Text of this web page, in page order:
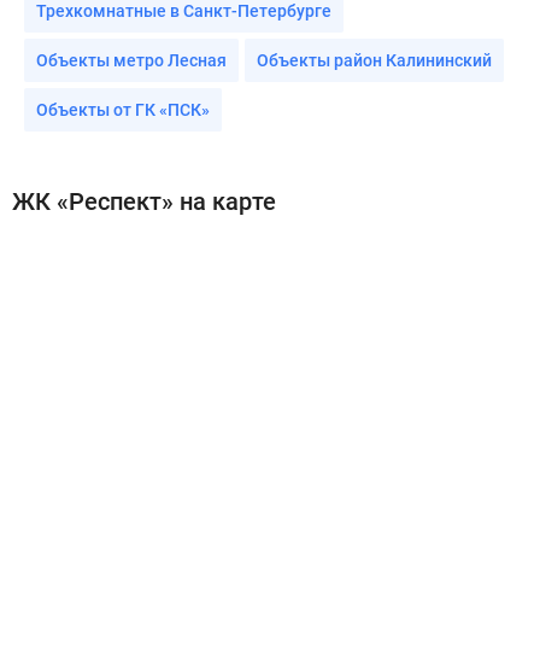
Трехкомнатные в Санкт-Петербурге
Объекты метро Лесная Объекты район Калининский
Объекты от ГК «ПСК»
ЖК «Респект» на карте